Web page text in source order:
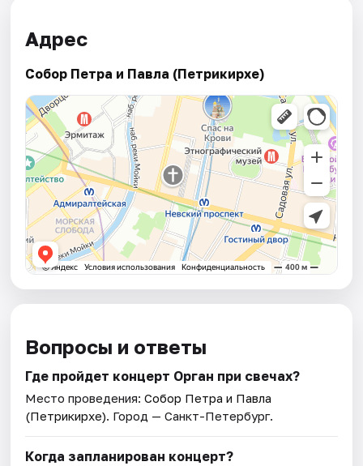
Адрес
Собор Петра и Павла (Петрикирхе)
Вопросы и ответы
Где пройдет концерт Орган при свечах?
Место проведения:Собор Петра и Павла
(Петрикирхе). Город — Санкт-Петербург.
Когда запланирован концерт?